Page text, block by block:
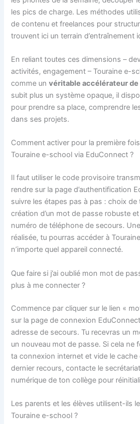
les pics de charge. Les méthodes
de contenu et freelances pour
trouvent ici un terrain d’entraînement
En reliant toutes ces dimensions –
activités, engagement – Touraine e-
comme unvéritable accélérateur
subit plus un système opaque, il
pour prendre sa place, comprendre
dans ses projets.
Comment activer pour la première
Touraine e-school via EduConnect ?
Il faut utiliser le code provisoire
rendre sur la page d’authentification
suivre les étapes pas à pas : choix
création d’un mot de passe robuste et
numéro de téléphone de secours.
réalisée, tu pourras accéder à
n’importe quel appareil connecté.
Que faire si j’ai oublié mon mot de
plus à me connecter ?
Commence par cliquer sur le lien «
sur la page de connexion
adresse de secours. Tu recevras un
un nouveau mot de passe. Si cela ne
ta connexion internet et vide le cache
dernier recours, contacte le
numérique de ton collège pour
Les parents et les élèves utilisent-ils
Touraine e-school ?